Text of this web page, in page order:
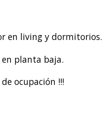
en living y dormitorios.
planta baja.
ocupación !!!